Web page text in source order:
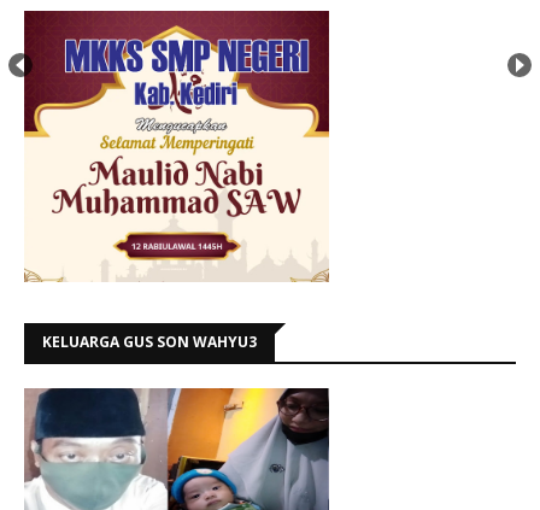
KELUARGA GUS SON WAHYU3